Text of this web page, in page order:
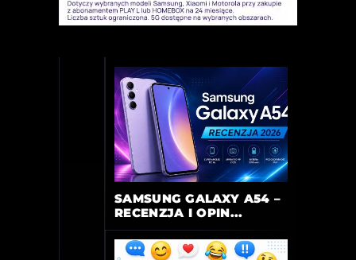
SAMSUNG GALAXY A54 –
RECENZJA I OPIN...